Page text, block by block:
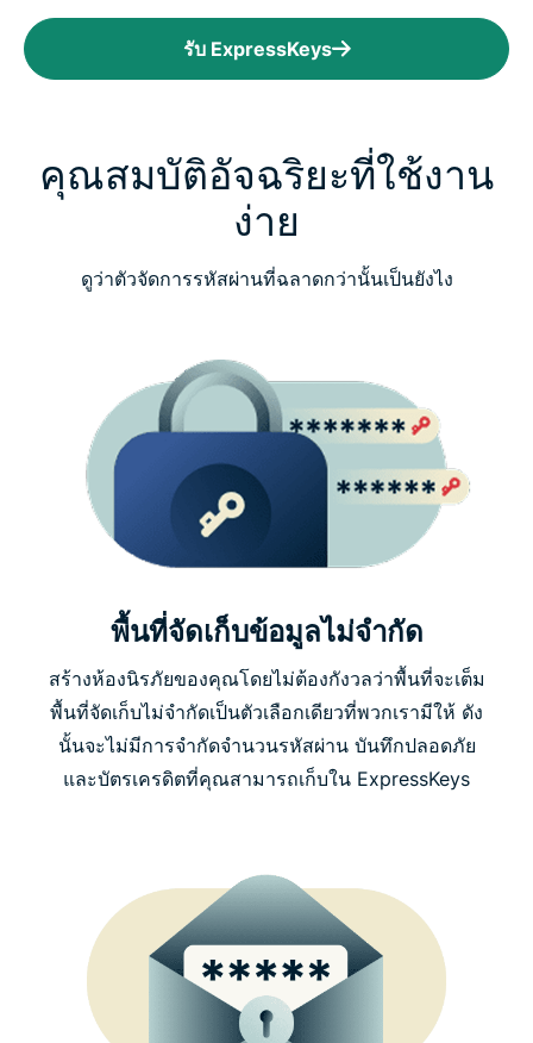
รับ ExpressKeys
คุณสมบัติอัจฉริยะที่ใช้งาน
ง่าย
ดูว่าตัวจัดการรหัสผ่านที่ฉลาดกว่านั้นเป็นยังไง
พื้นที่จัดเก็บข้อมูลไม่จำกัด
สร้างห้องนิรภัยของคุณโดยไม่ต้องกังวลว่าพื้นที่จะเต็ม
พื้นที่จัดเก็บไม่จำกัดเป็นตัวเลือกเดียวที่พวกเรามีให้ ดัง
นั้นจะไม่มีการจำกัดจำนวนรหัสผ่าน บันทึกปลอดภัย
และบัตรเครดิตที่คุณสามารถเก็บใน ExpressKeys